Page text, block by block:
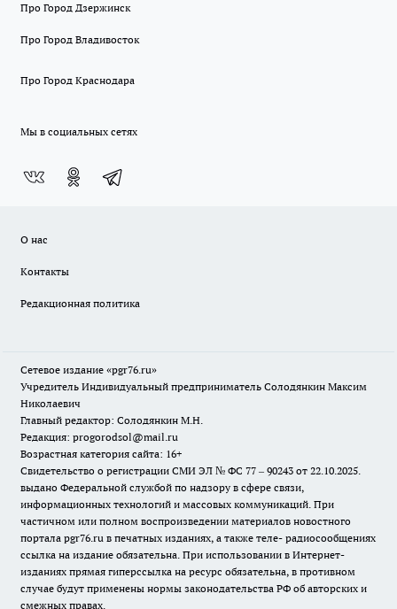
Про Город Дзержинск
Про Город Владивосток
Про Город Краснодара
Мы в социальных сетях
О нас
Контакты
Редакционная политика
Сетевое издание «pgr76.ru»
Учредитель Индивидуальный предприниматель Солодянкин Максим
Николаевич
Главный редактор: Солодянкин М.Н.
Редакция: progorodsol@mail.ru
Возрастная категория сайта: 16+
Свидетельство о регистрации СМИ ЭЛ № ФС 77 – 90243 от 22.10.2025.
выдано Федеральной службой по надзору в сфере связи,
информационных технологий и массовых коммуникаций. При
частичном или полном воспроизведении материалов новостного
портала pgr76.ru в печатных изданиях, а также теле- радиосообщениях
ссылка на издание обязательна. При использовании в Интернет-
изданиях прямая гиперссылка на ресурс обязательна, в противном
случае будут применены нормы законодательства РФ об авторских и
смежных правах.